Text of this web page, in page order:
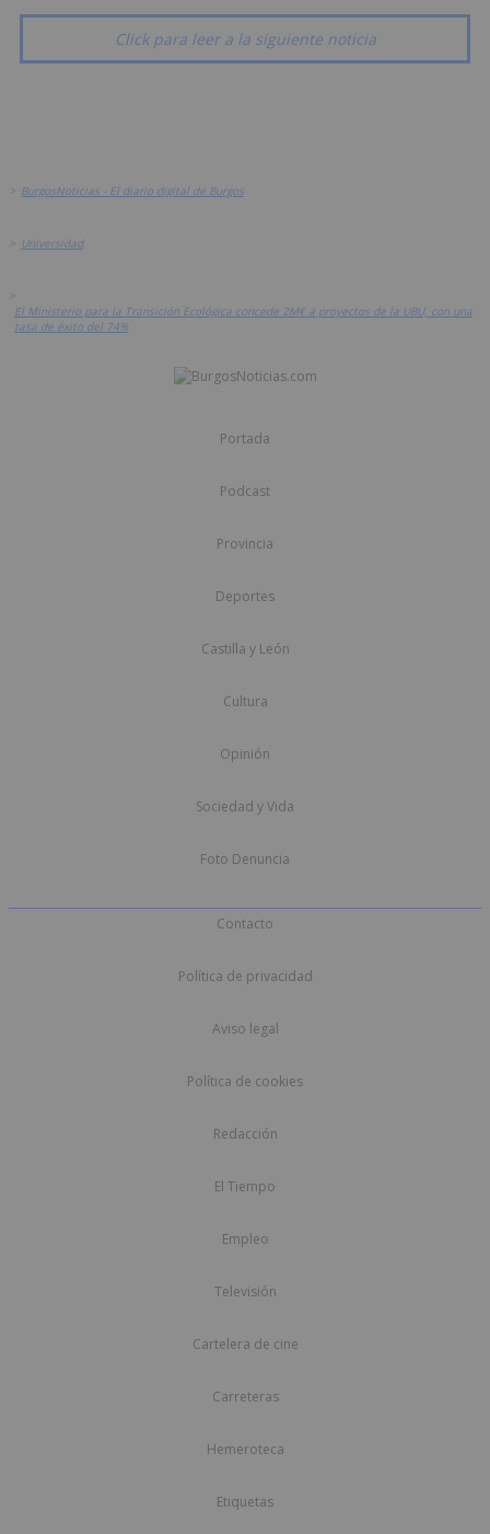
Click para leer a la siguiente noticia
> BurgosNoticias - El diario digital de Burgos
> Universidad
>
El Ministerio para la Transición Ecológica concede 2M€ a proyectos de la UBU, con una
tasa de éxito del 74%
Portada
Podcast
Provincia
Deportes
Castilla y León
Cultura
Opinión
Sociedad y Vida
Foto Denuncia
Contacto
Política de privacidad
Aviso legal
Política de cookies
Redacción
El Tiempo
Empleo
Televisión
Cartelera de cine
Carreteras
Hemeroteca
Etiquetas